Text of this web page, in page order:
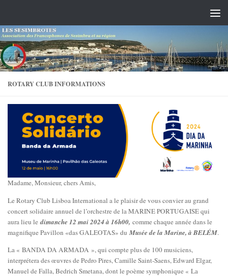
ROTARY CLUB INFORMATIONS
Madame, Monsieur, chers Amis,
Le Rotary Club Lisboa International a le plaisir de vous convier au grand
concert solidaire annuel de l’orchestre de la MARINE PORTUGAISE qui
aura lieu ledimanche 12 mai 2024 à 16h00, comme chaque année dans le
magnifique Pavillon «das GALEOTAS» du Musée de la Marine, à BELÉM.
La « BANDA DA ARMADA », qui compte plus de 100 musiciens,
interprétera des œuvres de Pedro Pires, Camille Saint-Saens, Edward Elgar,
Manuel de Falla, Bedrich Smetana, dont le poème symphonique « La